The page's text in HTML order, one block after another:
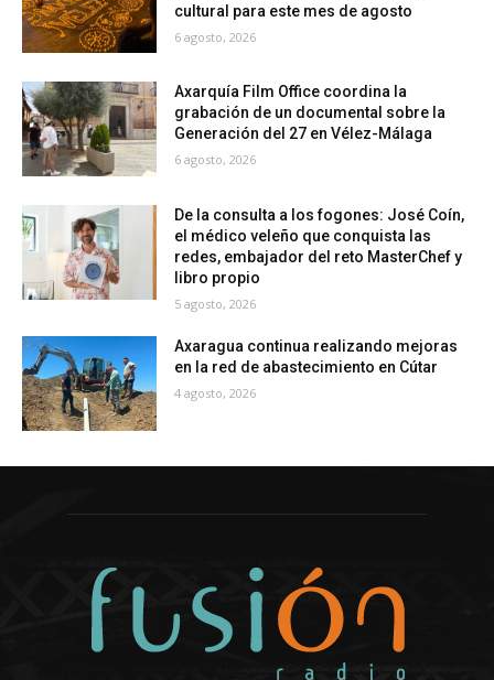
cultural para este mes de agosto
6 agosto, 2026
Axarquía Film Office coordina la
grabación de un documental sobre la
Generación del 27 en Vélez-Málaga
6 agosto, 2026
De la consulta a los fogones: José Coín,
el médico veleño que conquista las
redes, embajador del reto MasterChef y
libro propio
5 agosto, 2026
Axaragua continua realizando mejoras
en la red de abastecimiento en Cútar
4 agosto, 2026